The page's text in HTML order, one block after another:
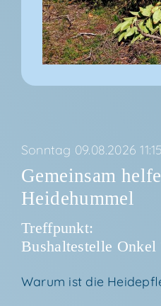
Sonn­tag 09.08.2026
Gemein­sam
Heidehummel
Treff­punkt:
Bus­hal­te­stel­le Onkel
War­um ist die